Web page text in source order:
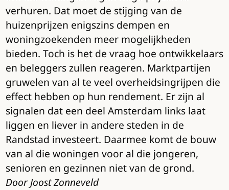
verhuren. Dat moet de stijging van de
huizenprijzen enigszins dempen en
woningzoekenden meer mogelijkheden
bieden. Toch is het de vraag hoe ontwikkelaars
en beleggers zullen reageren. Marktpartijen
gruwelen van al te veel overheidsingrijpen die
effect hebben op hun rendement. Er zijn al
signalen dat een deel Amsterdam links laat
liggen en liever in andere steden in de
Randstad investeert. Daarmee komt de bouw
van al die woningen voor al die jongeren,
senioren en gezinnen niet van de grond.
Door Joost Zonneveld